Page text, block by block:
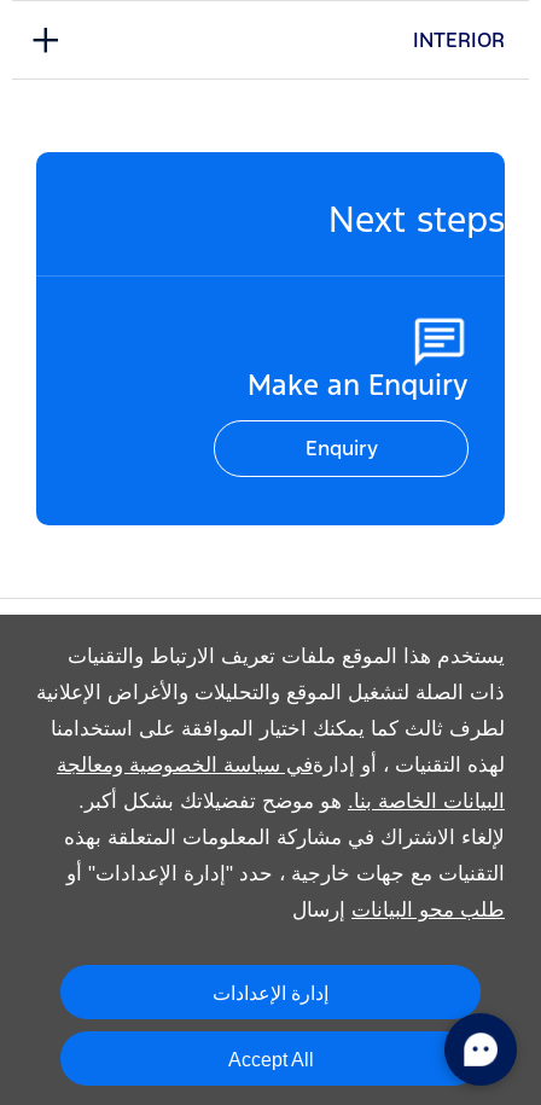
يستخدم هذا الموقع ملفات تعريف الارتباط والتقنيات
ذات الصلة لتشغيل الموقع والتحليلات والأغراض الإعلانية
لطرف ثالث كما يمكنك اختيار الموافقة على استخدامنا
لهذه التقنيات ، أو إدارةفي سياسة الخصوصية ومعالجة
البيانات الخاصة بنا. هو موضح تفضيلاتك بشكل أكبر.
لإلغاء الاشتراك في مشاركة المعلومات المتعلقة بهذه
التقنيات مع جهات خارجية ، حدد "إدارة الإعدادات" أو
طلب محو البيانات إرسال
إدارة الإعدادات
Accept All
INTERIOR
Next steps
Make an Enquiry
Enquiry
All Rights Reserved
Follow بريمير موتورز
Copyright © 2026 بريمير موتورز